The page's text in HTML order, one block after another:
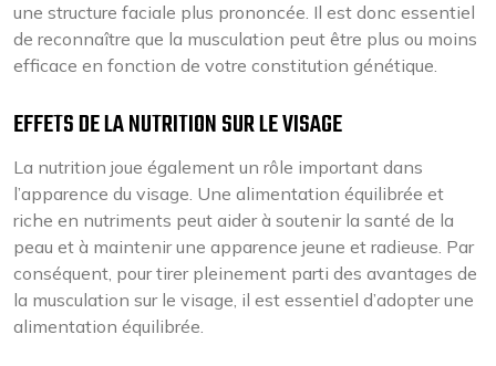
une structure faciale plus prononcée. Il est donc essentiel
de reconnaître que la musculation peut être plus ou moins
efficace en fonction de votre constitution génétique.
EFFETS DE LA NUTRITION SUR LE VISAGE
La nutrition joue également un rôle important dans
l’apparence du visage. Une alimentation équilibrée et
riche en nutriments peut aider à soutenir la santé de la
peau et à maintenir une apparence jeune et radieuse. Par
conséquent, pour tirer pleinement parti des avantages de
la musculation sur le visage, il est essentiel d’adopter une
alimentation équilibrée.